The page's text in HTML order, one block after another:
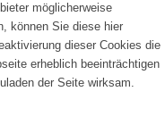
möglicherweise
können Sie diese hier
dieser Cookies die
erheblich beeinträchtigen
der Seite wirksam.